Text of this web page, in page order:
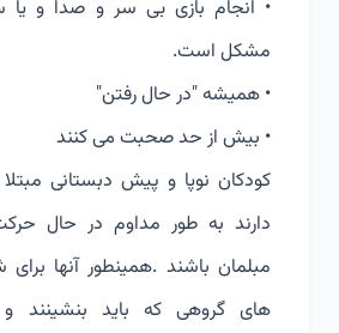
• انجام بازی بی سر و صدا و یا
مشکل است.
• همیشه "در حال رفتن"
• بیش از حد صحبت می کنند
دارند به طور مداوم در حال
مبلمان باشند .همینطور آنها
های گروهی که باید بنشینند